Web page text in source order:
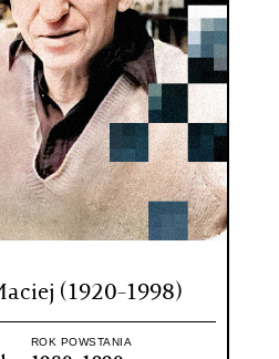
(1920-1998)
ROK POWSTANIA